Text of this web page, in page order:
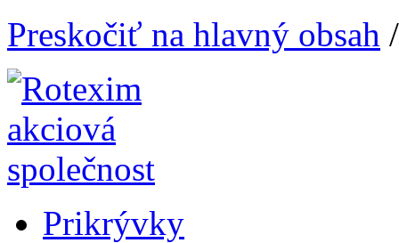
Preskočiť na hlavný obsah
Prikrývky